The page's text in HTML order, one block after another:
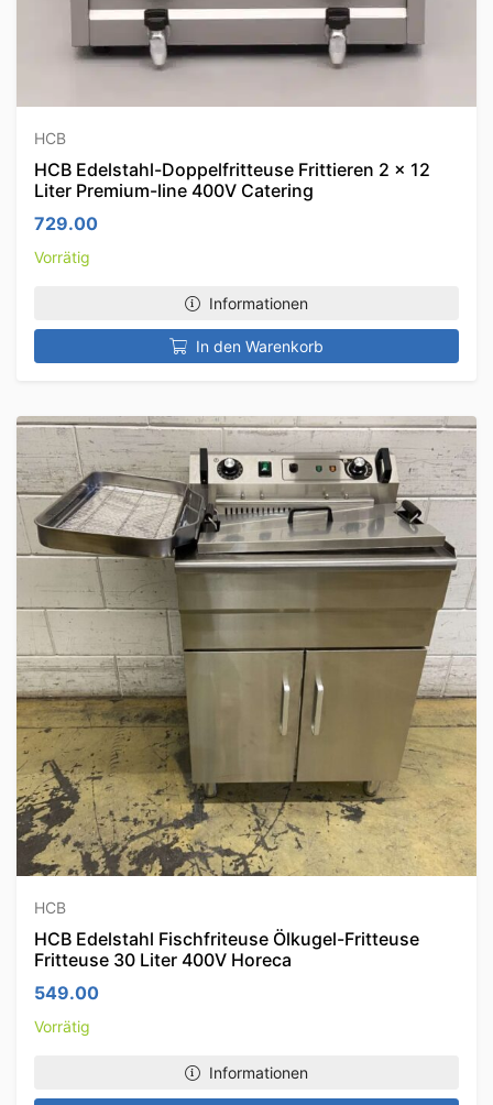
HCB
HCB Edelstahl-Doppelfritteuse Frittieren 2 x 12
Liter Premium-line 400V Catering
729.00
Vorrätig
Informationen
In den Warenkorb
HCB
HCB Edelstahl Fischfriteuse Ölkugel-Fritteuse
Fritteuse 30 Liter 400V Horeca
549.00
Vorrätig
Informationen